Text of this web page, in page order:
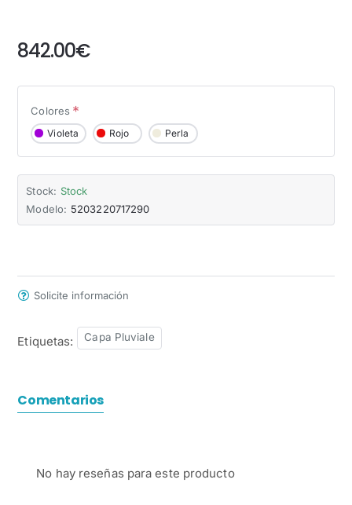
Stock: Stock
Modelo: 5203220717290
842.00€
Colores
Violeta Rojo Perla
Solicite información
Etiquetas: Capa Pluviale
Comentarios
No hay reseñas para este producto